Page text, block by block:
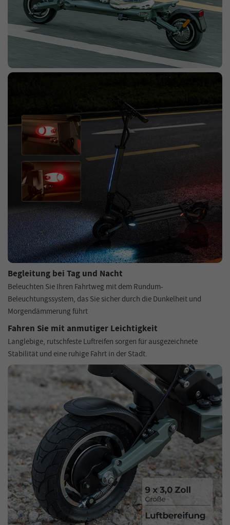
Begleitung bei Tag und Nacht
Beleuchten Sie Ihren Fahrtweg mit dem Rundum-
Beleuchtungssystem, das Sie sicher durch die Dunkelheit und
Morgendämmerung führt
Fahren Sie mit anmutiger Leichtigkeit
Langlebige, rutschfeste Luftreifen sorgen für ausgezeichnete
Stabilität und eine ruhige Fahrt in der Stadt.